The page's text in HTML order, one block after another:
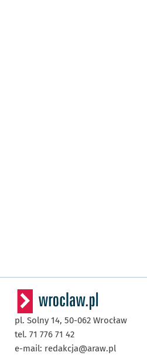
pl. Solny 14, 50-062 Wrocław
tel. 71 776 71 42
e-mail: redakcja@araw.pl